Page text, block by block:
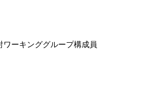
ーキンググループ構成員